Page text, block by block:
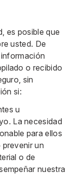
es posible que
usted. De
o recibido
sin
si:
u
La necesidad
para ellos
un
o de
nuestra